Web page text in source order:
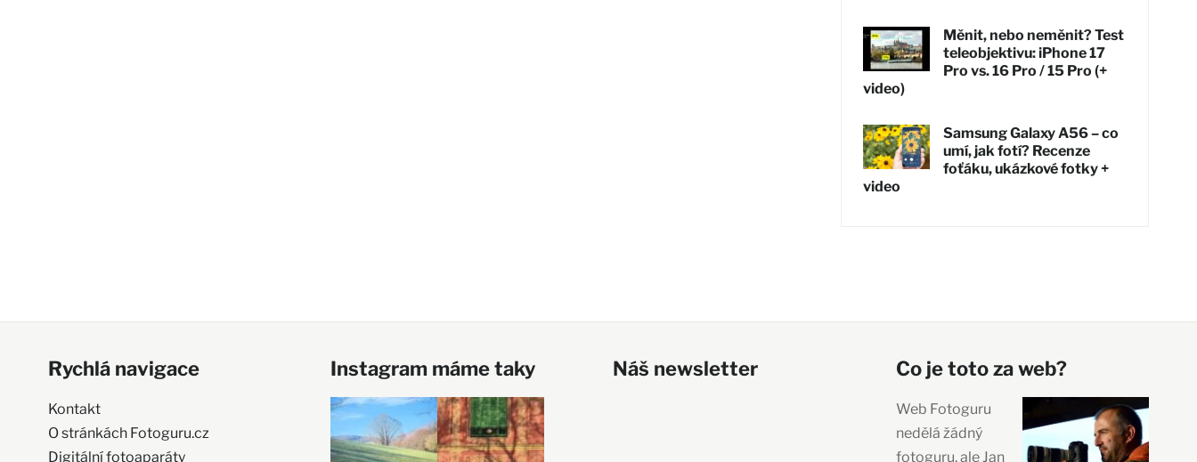
Měnit, nebo neměnit? Test
teleobjektivu: iPhone 17
Pro vs. 16 Pro / 15 Pro (+
video)
Samsung Galaxy A56 – co
umí, jak fotí? Recenze
foťáku, ukázkové fotky +
video
Rychlá navigace
Kontakt
O stránkách Fotoguru.cz
Digitální fotoaparáty
Instagram máme taky Náš newsletter Co je toto za web?
Web Fotoguru
nedělá žádný
fotoguru, ale Jan